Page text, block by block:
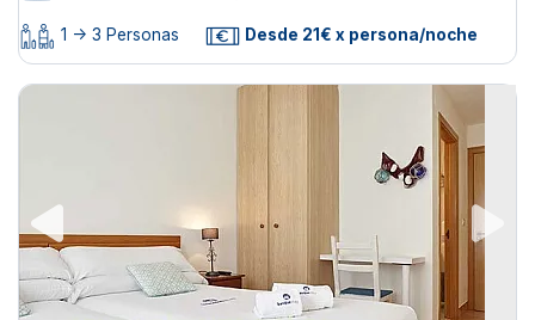
1 -> 3 Personas Desde 21€ x persona/noche